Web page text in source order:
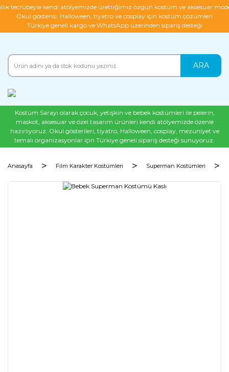
tecrübeyle kendi atölyemizde ürettiğimiz özgün kostüm ve aksesuar
Okul gösterisi, Halloween, tiyatro ve cosplay için kostüm çözümleri
Türkiye geneli kargo ve WhatsApp üzerinden sipariş desteği
ARA
Kostüm Sarayı olarak çocuk, yetişkin ve bebek kostümleri ile pelerin,
maskot, aksesuar ve özel tasarım ürünleri kendi atölyemizde özenle
hazırlıyoruz. Okul gösterileri, tiyatro, Halloween, cosplay, mezuniyet ve
temalı organizasyonlar için Türkiye geneli sipariş desteği sunuyoruz.
Anasayfa Film Karakter Kostümleri Superman Kostümleri